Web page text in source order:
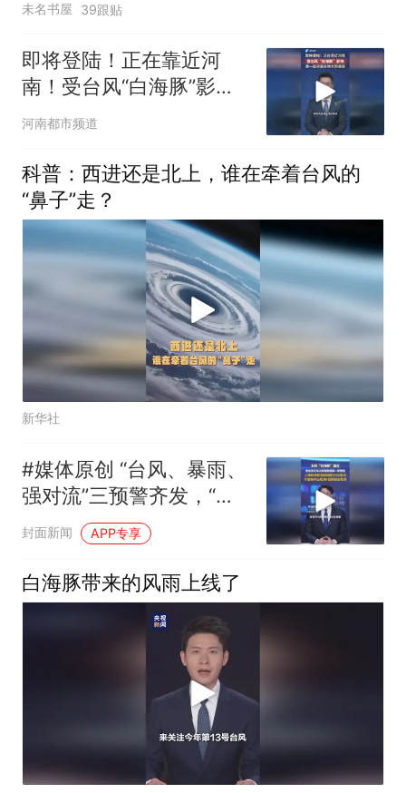
未名书屋 39跟贴
即将登陆！正在靠近河
南！受台风“白海豚”影
响，周一（8月10日））
河南都市频道
科普：西进还是北上，谁在牵着台风的
“鼻子”走？
新华社
#媒体原创 “台风、暴雨、
强对流”三预警齐发，“白
海豚”不断逼近，将于9日
晚至10日早在浙江舟山到
福建福鼎一带沿海登陆
封面新闻 APP专享
白海豚带来的风雨上线了